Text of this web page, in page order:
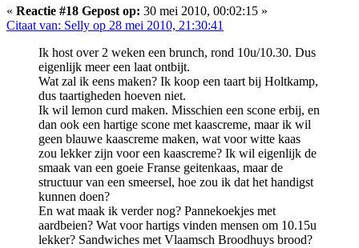
« Reactie #18 Gepost op: 30 mei 2010, 00:02:15 »
Citaat van: Selly op 28 mei 2010, 21:30:41
Ik host over 2 weken een brunch, rond 10u/10.30. Dus
eigenlijk meer een laat ontbijt.
Wat zal ik eens maken? Ik koop een taart bij Holtkamp,
dus taartigheden hoeven niet.
Ik wil lemon curd maken. Misschien een scone erbij, en
dan ook een hartige scone met kaascreme, maar ik wil
geen blauwe kaascreme maken, wat voor witte kaas
zou lekker zijn voor een kaascreme? Ik wil eigenlijk de
smaak van een goeie Franse geitenkaas, maar de
structuur van een smeersel, hoe zou ik dat het handigst
kunnen doen?
En wat maak ik verder nog? Pannekoekjes met
aardbeien? Wat voor hartigs vinden mensen om 10.15u
lekker? Sandwiches met Vlaamsch Broodhuys brood?